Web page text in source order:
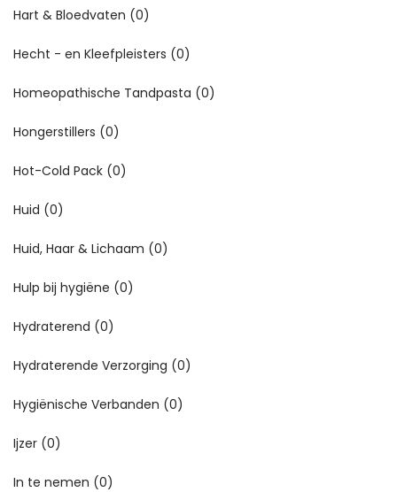
Hart & Bloedvaten (0)
Hecht - en Kleefpleisters (0)
Homeopathische Tandpasta (0)
Hongerstillers (0)
Hot-Cold Pack (0)
Huid (0)
Huid, Haar & Lichaam (0)
Hulp bij hygiëne (0)
Hydraterend (0)
Hydraterende Verzorging (0)
Hygiënische Verbanden (0)
Ijzer (0)
In te nemen (0)